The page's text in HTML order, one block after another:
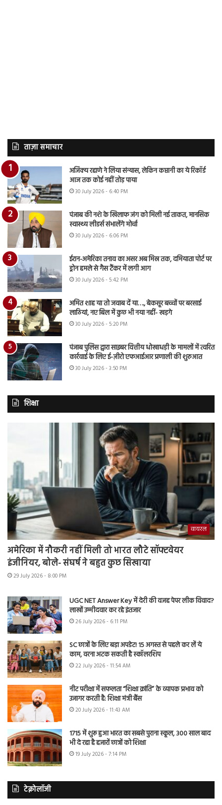
ताज़ा समाचार
अजिंक्य रहाणे ने लिया संन्यास, लेकिन कप्तानी का ये रिकॉर्ड
आज तक कोई नहीं तोड़ पाया
30 July 2026 - 6:40 PM
पंजाब की नशे के खिलाफ जंग को मिली नई ताकत, मानसिक
स्वास्थ्य लीडर्स संभालेंगे मोर्चा
30 July 2026 - 6:06 PM
ईरान-अमेरिका तनाव का असर अब मिस्र तक, दमियाता पोर्ट पर
ड्रोन हमले से गैस टैंकर में लगी आग
30 July 2026 - 5:42 PM
अमित शाह या तो जवाब दें या…., बेकसूर बच्चों पर बरसाई
लाठियां, नए बिल में कुछ भी नया नहीं- खड़गे
30 July 2026 - 5:20 PM
पंजाब पुलिस द्वारा साइबर वित्तीय धोखाधड़ी के मामलों में त्वरित
कार्रवाई के लिए ई-ज़ीरो एफआईआर प्रणाली की शुरुआत
30 July 2026 - 3:50 PM
शिक्षा
वायरल
अमेरिका में नौकरी नहीं मिली तो भारत लौटे सॉफ्टवेयर
इंजीनियर, बोले- संघर्ष ने बहुत कुछ सिखाया
29 July 2026 - 8:00 PM
UGC NET Answer Key में देरी की वजह पेपर लीक विवाद?
लाखों उम्मीदवार कर रहे इंतजार
26 July 2026 - 6:11 PM
SC छात्रों के लिए बड़ा अपडेट! 15 अगस्त से पहले कर लें ये
काम, वरना अटक सकती है स्कॉलरशिप
22 July 2026 - 11:54 AM
नीट परीक्षा में सफलता “शिक्षा क्रांति” के व्यापक प्रभाव को
उजागर करती है: शिक्षा मंत्री बैंस
20 July 2026 - 11:43 AM
1715 में शुरू हुआ भारत का सबसे पुराना स्कूल, 300 साल बाद
भी दे रहा है हजारों छात्रों को शिक्षा
19 July 2026 - 7:14 PM
टेक्नोलॉजी